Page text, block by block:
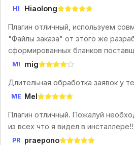
HI Hiaolong
Плагин отличный, используем
"Файлы заказа" от этого же
сформированных бланков
MI mig
Длительная обработка заявок у
ME Mel
Плагин отличный. Пожалуй
из всех что я видел в
PR praepono